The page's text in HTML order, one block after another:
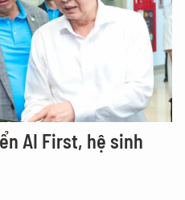
AI First, hệ sinh